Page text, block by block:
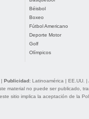
Béisbol
Boxeo
Fútbol Americano
Deporte Motor
Golf
Olímpicos
| Publicidad: Latinoamérica | EE.UU. |
material no puede ser publicado,
sitio implica la aceptación de la